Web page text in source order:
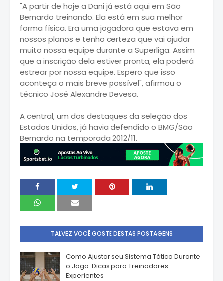
"A partir de hoje a Dani já está aqui em São
Bernardo treinando. Ela está em sua melhor
forma física. Era uma jogadora que estava em
nossos planos e tenho certeza que vai ajudar
muito nossa equipe durante a Superliga. Assim
que a inscrição dela estiver pronta, ela poderá
estrear por nossa equipe. Espero que isso
aconteça o mais breve possível", afirmou o
técnico José Alexandre Devesa.
A central, um dos destaques da seleção dos
Estados Unidos, já havia defendido o BMG/São
Bernardo na temporada 2012/11.
TALVEZ VOCÊ GOSTE DESTAS POSTAGENS
Como Ajustar seu Sistema Tático Durante
o Jogo: Dicas para Treinadores
Experientes